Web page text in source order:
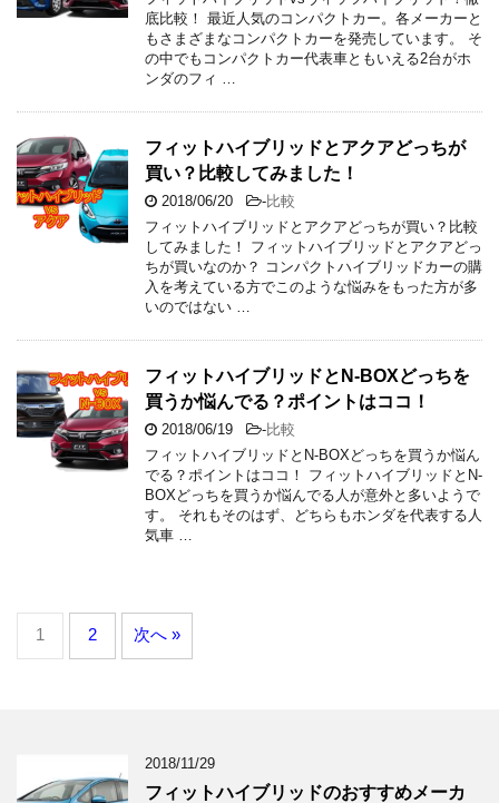
底比較！ 最近人気のコンパクトカー。各メーカーと
もさまざまなコンパクトカーを発売しています。 そ
の中でもコンパクトカー代表車ともいえる2台がホ
ンダのフィ …
フィットハイブリッドとアクアどっちが
買い？比較してみました！
2018/06/20 -比較
フィットハイブリッドとアクアどっちが買い？比較
してみました！ フィットハイブリッドとアクアどっ
ちが買いなのか？ コンパクトハイブリッドカーの購
入を考えている方でこのような悩みをもった方が多
いのではない …
フィットハイブリッドとN-BOXどっちを
買うか悩んでる？ポイントはココ！
2018/06/19 -比較
フィットハイブリッドとN-BOXどっちを買うか悩ん
でる？ポイントはココ！ フィットハイブリッドとN-
BOXどっちを買うか悩んでる人が意外と多いようで
す。 それもそのはず、どちらもホンダを代表する人
気車 …
1 2 次へ »
2018/11/29
フィットハイブリッドのおすすめメーカ